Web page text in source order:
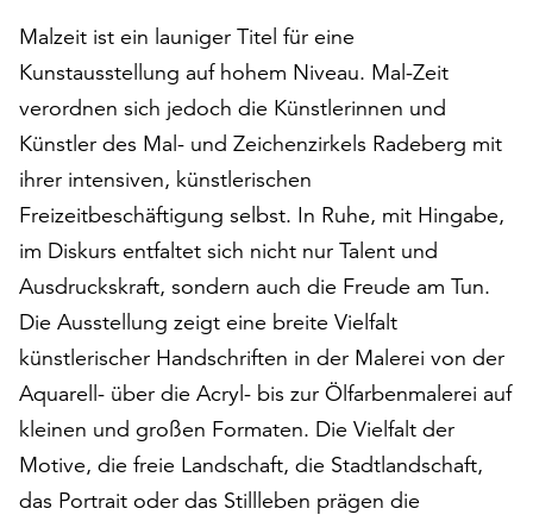
Klicken
auf
„Alle
akzeptieren“,
um
alle
Cookies
zu
akzeptieren.
Sie
können
Ihr
Einverständnis
jederzeit
ändern
und
widerrufen.
Malzeit ist ein launiger Titel für eine
Kunstausstellung auf hohem Niveau. Mal-Zeit
verordnen sich jedoch die Künstlerinnen und
Künstler des Mal- und Zeichenzirkels Radeberg mit
ihrer intensiven, künstlerischen
Freizeitbeschäftigung selbst. In Ruhe, mit Hingabe,
im Diskurs entfaltet sich nicht nur Talent und
Ausdruckskraft, sondern auch die Freude am Tun.
Die Ausstellung zeigt eine breite Vielfalt
künstlerischer Handschriften in der Malerei von der
Aquarell- über die Acryl- bis zur Ölfarbenmalerei auf
kleinen und großen Formaten. Die Vielfalt der
Motive, die freie Landschaft, die Stadtlandschaft,
das Portrait oder das Stillleben prägen die